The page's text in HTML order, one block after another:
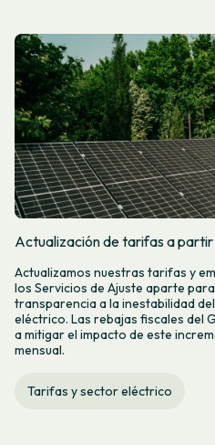
Actualización de tarifas a partir
Actualizamos nuestras tarifas y
los Servicios de Ajuste aparte
transparencia a la inestabilidad
eléctrico. Las rebajas fiscales del
a mitigar el impacto de este
mensual.
Tarifas y sector eléctrico